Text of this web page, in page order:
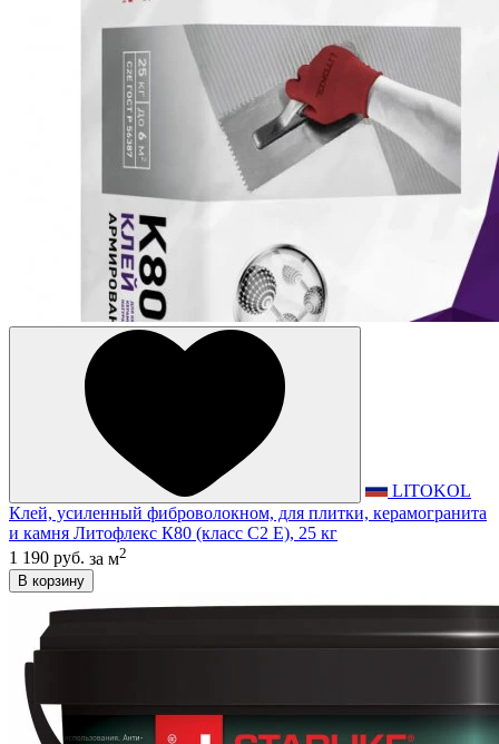
LITOKOL
Клей, усиленный фиброволокном, для плитки, керамогранита
и камня Литофлекс К80 (класс С2 E), 25 кг
1 190 руб. за м2
В корзину